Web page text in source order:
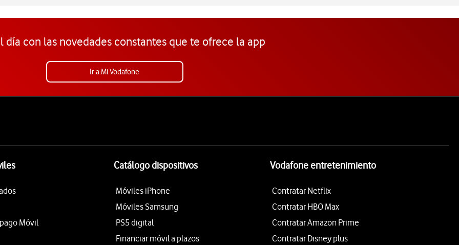
día con las novedades constantes que te ofrece la app
Ir a Mi Vodafone
Móvil
Catálogo dispositivos
Móviles iPhone
Móviles Samsung
PS5 digital
Financiar móvil a plazos
Vodafone entretenimiento
Contratar Netflix
Contratar HBO Max
Contratar Amazon Prime
Contratar Disney plus